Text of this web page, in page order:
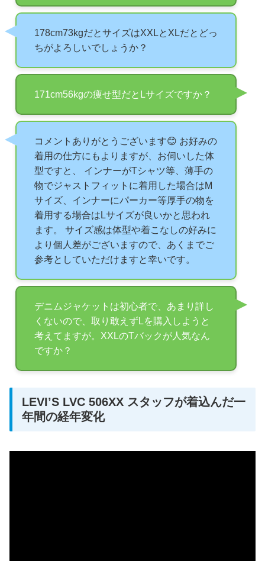
178cm73kgだとサイズはXXLとXLだとどっ
ちがよろしいでしょうか？
171cm56kgの痩せ型だとLサイズですか？
コメントありがとうございます😊 お好みの
着用の仕方にもよりますが、お伺いした体
型ですと、 インナーがTシャツ等、薄手の
物でジャストフィットに着用した場合はM
サイズ、インナーにパーカー等厚手の物を
着用する場合はLサイズが良いかと思われ
ます。 サイズ感は体型や着こなしの好みに
より個人差がございますので、あくまでご
参考としていただけますと幸いです。
​デニムジャケットは初心者で、あまり詳し
くないので、取り敢えずLを購入しようと
考えてますが。XXLのTバックが人気なん
ですか？
LEVI’S LVC 506XX スタッフが着込んだ一
年間の経年変化